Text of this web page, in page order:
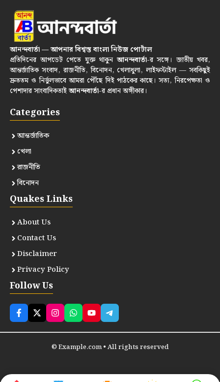
আনন্দবার্তা — আপনার বিশ্বস্ত বাংলা নিউজ পোর্টাল
প্রতিদিনের আপডেট পেতে যুক্ত থাকুনআনন্দবার্তা-র সঙ্গে। জাতীয় খবর,
আন্তর্জাতিক সংবাদ, রাজনীতি, বিনোদন, খেলাধুলা, লাইফস্টাইল — সবকিছুই
দ্রুততম ও নির্ভুলভাবে আমরা পৌঁছে দিই পাঠকের কাছে। সত্য, নিরপেক্ষতা ও
পেশাদার সাংবাদিকতাইআনন্দবার্তা-র প্রধান অঙ্গীকার।
Categories
আন্তর্জাতিক
খেলা
রাজনীতি
বিনোদন
Quakes Links
About Us
Contact Us
Disclaimer
Privacy Policy
Follow Us
© Example.com • All rights reserved